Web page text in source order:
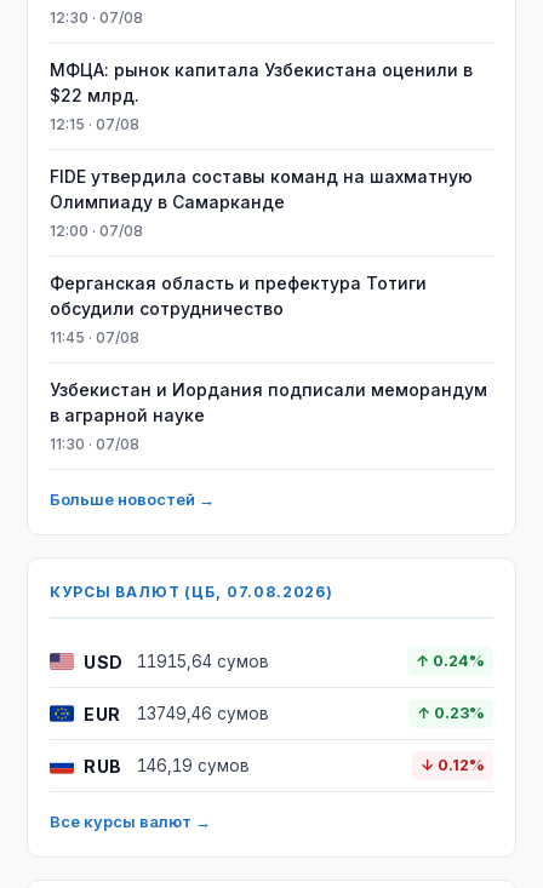
12:30 · 07/08
МФЦА: рынок капитала Узбекистана оценили в
$22 млрд.
12:15 · 07/08
FIDE утвердила составы команд на шахматную
Олимпиаду в Самарканде
12:00 · 07/08
Ферганская область и префектура Тотиги
обсудили сотрудничество
11:45 · 07/08
Узбекистан и Иордания подписали меморандум
в аграрной науке
11:30 · 07/08
Больше новостей →
КУРСЫ ВАЛЮТ (ЦБ, 07.08.2026)
USD 11915,64 сумов ↑ 0.24%
EUR 13749,46 сумов ↑ 0.23%
RUB 146,19 сумов ↓ 0.12%
Все курсы валют →